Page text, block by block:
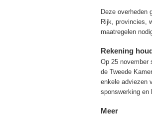
Deze overheden
Rijk, provincies,
maatregelen
Rekening
Op 25 november
de Tweede
enkele adviezen
sponswerking en
Meer